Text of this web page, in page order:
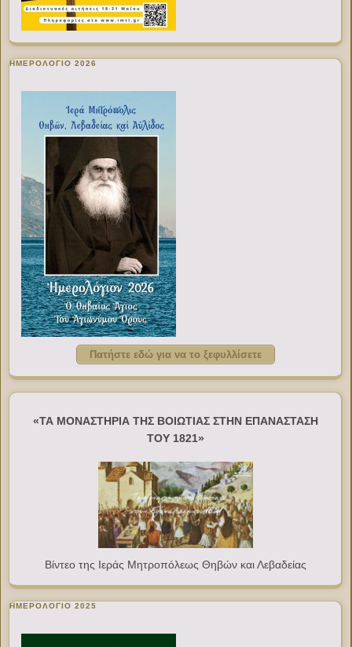
ΗΜΕΡΟΛΟΓΙΟ 2026
Πατήστε εδώ για να το ξεφυλλίσετε
«ΤΑ ΜΟΝΑΣΤΗΡΙΑ ΤΗΣ ΒΟΙΩΤΙΑΣ ΣΤΗΝ ΕΠΑΝΑΣΤΑΣΗ
ΤΟΥ 1821»
Βίντεο της Ιεράς Μητροπόλεως Θηβών και Λεβαδείας
ΗΜΕΡΟΛΟΓΙΟ 2025